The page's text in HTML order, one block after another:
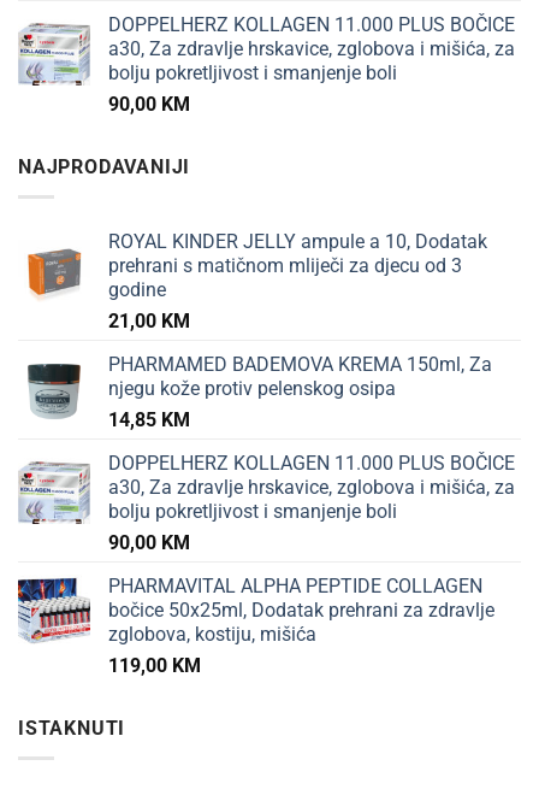
DOPPELHERZ KOLLAGEN 11.000 PLUS BOČICE
a30, Za zdravlje hrskavice, zglobova i mišića, za
bolju pokretljivost i smanjenje boli
90,00 KM
NAJPRODAVANIJI
ROYAL KINDER JELLY ampule a 10, Dodatak
prehrani s matičnom mliječi za djecu od 3
godine
21,00 KM
PHARMAMED BADEMOVA KREMA 150ml, Za
njegu kože protiv pelenskog osipa
14,85 KM
DOPPELHERZ KOLLAGEN 11.000 PLUS BOČICE
a30, Za zdravlje hrskavice, zglobova i mišića, za
bolju pokretljivost i smanjenje boli
90,00 KM
PHARMAVITAL ALPHA PEPTIDE COLLAGEN
bočice 50x25ml, Dodatak prehrani za zdravlje
zglobova, kostiju, mišića
119,00 KM
ISTAKNUTI